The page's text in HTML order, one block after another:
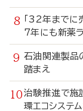
「32年まで
7年にも新薬ラ
石油関連製
踏まえ
治験推進で
環エコシステ